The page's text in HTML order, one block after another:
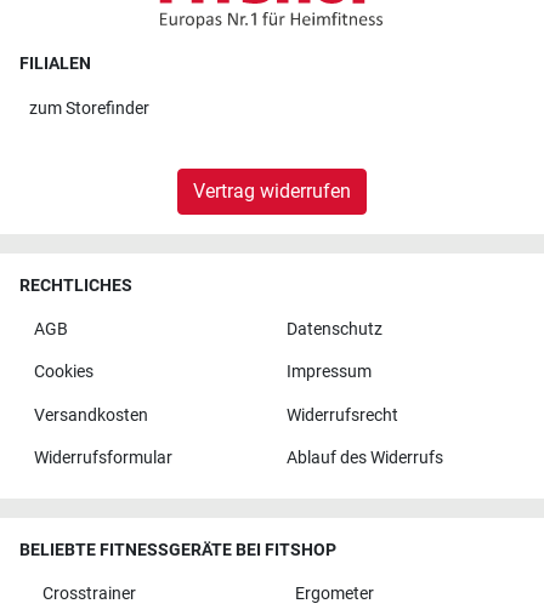
FILIALEN
zumStorefinder
Vertrag widerrufen
RECHTLICHES
AGB Datenschutz
Cookies Impressum
Versandkosten Widerrufsrecht
Widerrufsformular Ablauf des Widerrufs
BELIEBTE FITNESSGERÄTE BEI FITSHOP
Crosstrainer Ergometer